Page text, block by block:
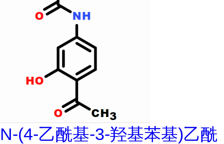
N-(4-乙酰基-3-羟基苯基)乙酰